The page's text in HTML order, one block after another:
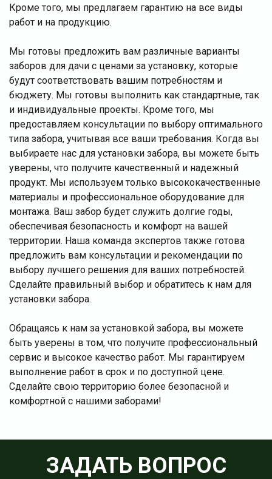
Кроме того, мы предлагаем гарантию на все виды
работ и на продукцию.
Мы готовы предложить вам различные варианты
заборов для дачи с ценами за установку, которые
будут соответствовать вашим потребностям и
бюджету. Мы готовы выполнить как стандартные, так
и индивидуальные проекты. Кроме того, мы
предоставляем консультации по выбору оптимального
типа забора, учитывая все ваши требования. Когда вы
выбираете нас для установки забора, вы можете быть
уверены, что получите качественный и надежный
продукт. Мы используем только высококачественные
материалы и профессиональное оборудование для
монтажа. Ваш забор будет служить долгие годы,
обеспечивая безопасность и комфорт на вашей
территории. Наша команда экспертов также готова
предложить вам консультации и рекомендации по
выбору лучшего решения для ваших потребностей.
Сделайте правильный выбор и обратитесь к нам для
установки забора.
Обращаясь к нам за установкой забора, вы можете
быть уверены в том, что получите профессиональный
сервис и высокое качество работ. Мы гарантируем
выполнение работ в срок и по доступной цене.
Сделайте свою территорию более безопасной и
комфортной с нашими заборами!
ЗАДАТЬ ВОПРОС